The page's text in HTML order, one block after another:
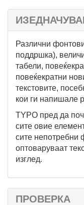
Различни
поддршка),
табели,
повеќекратни
текстовите,
кои ги напишале
TYPO пред да
сите овие
сите непотребни
оптоваруваат
изглед.
ПРОВЕРКА